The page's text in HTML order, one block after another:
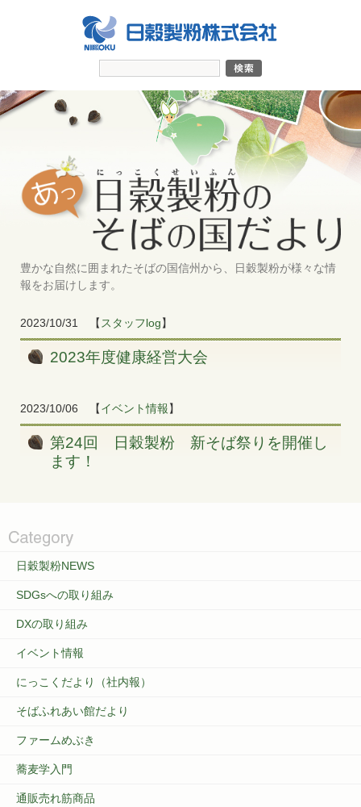
豊かな自然に囲まれたそばの国信州から、日穀製粉が様々な情
報をお届けします。
2023/10/31 【 スタッフlog】
2023年度健康経営大会
2023/10/06 【イベント情報】
第24回 日穀製粉 新そば祭りを開催し
ます！
日穀製粉NEWS
SDGsへの取り組み
DXの取り組み
イベント情報
にっこくだより（社内報）
そばふれあい館だより
ファームめぶき
蕎麦学入門
通販売れ筋商品